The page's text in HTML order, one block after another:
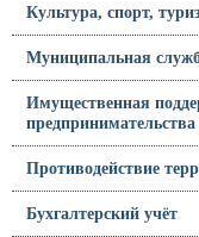
Культура, спорт,
Муниципальная
Имущественная
предпринимательства
Противодействие
Бухгалтерский учёт